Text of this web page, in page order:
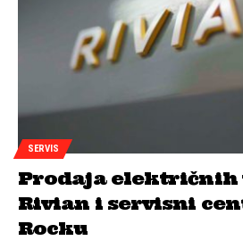
SERVIS
Prodaja električnih
Rivian i servisni
Rocku